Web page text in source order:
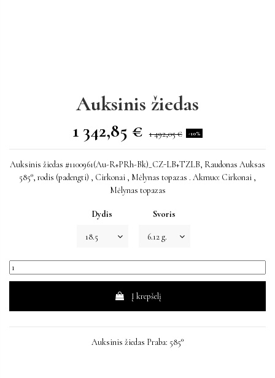
Auksinis žiedas
1 342,85 € 1 492,05 € -10%
Auksinis žiedas #1100961(Au-R+PRh-Bk)_CZ-LB+TZLB, Raudonas Auksas
585°, rodis (padengti) , Cirkonai , Mėlynas topazas . Akmuo: Cirkonai ,
Mėlynas topazas
Dydis Svoris
Į krepšelį
Auksinis žiedas Praba: 585°